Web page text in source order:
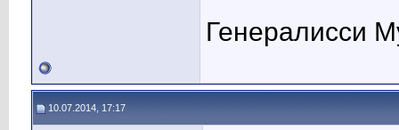
Генералисси
10.07.2014, 17:17